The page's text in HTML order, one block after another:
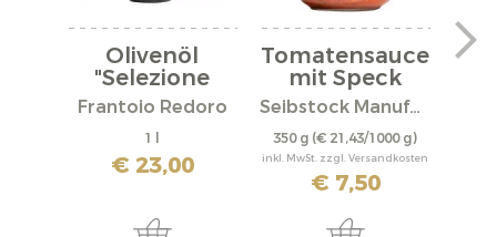
Olivenöl
"Selezione
Oro"
Frantoio Redoro
1 l
€ 23,00
Tomatensauce
mit Speck
Seibstock Manufaktur
350 g (€ 21,43/1000 g)
inkl. MwSt. zzgl. Versandkosten
€ 7,50